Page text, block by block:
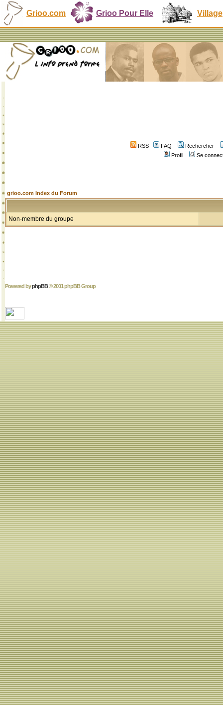
Grioo.com Grioo Pour Elle Village
RSS FAQ
Rechercher
Profil
Se
grioo.com Index du Forum
Non-membre du groupe
Powered byphpBB© 2001 phpBB Group